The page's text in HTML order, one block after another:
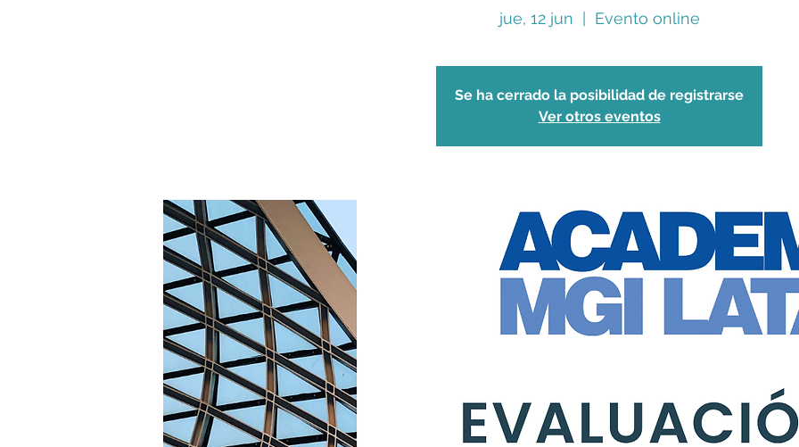
Debido a la situación actual, nuestra única vía de comunicación es a través de
jue, 12 jun Evento online
Se ha cerrado la posibilidad de registrarse
Ver otros eventos